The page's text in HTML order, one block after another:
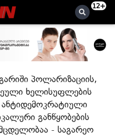
12+
პოლარიზაციის,
ხელისუფლების
ანტიდემოკრატიული
განწყობების
- საგარეო